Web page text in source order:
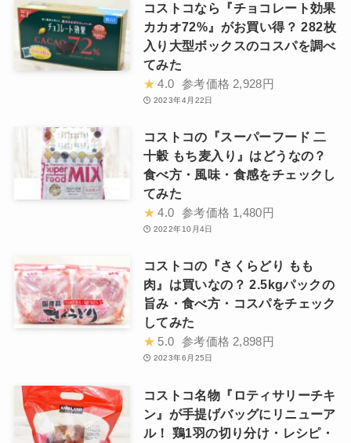
コストコなら『チョコレート効果
カカオ72%』がお買い得？ 282枚
入り大型ボックスのコスパを調べ
てみた
★ 4.0 参考価格 2,928円
2023年4月22日
コストコの『スーパーフード 二
十穀 もち麦入り』はどうなの？
食べ方・風味・食感をチェックし
てみた
★ 4.0 参考価格 1,480円
2022年10月4日
コストコの『さくらどり もも
肉』は買いなの？ 2.5kgパックの
旨み・食べ方・コスパをチェック
してみた
★ 5.0 参考価格 2,898円
2023年6月25日
コストコ名物『ロティサリーチキ
ン』が手提げバッグにリニューア
ル！ 鶏1羽の切り分け・レシピ・